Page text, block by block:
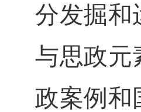
分发掘和
与思政元
政案例和